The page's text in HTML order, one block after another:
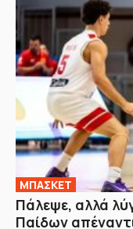
ΜΠΑΣΚΕΤ
Πάλεψε, αλλά
Παίδων